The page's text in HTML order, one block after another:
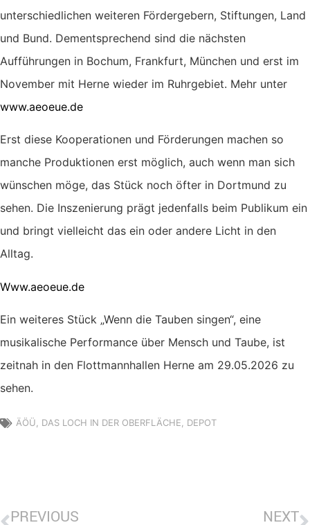
unterschiedlichen weiteren Fördergebern, Stiftungen, Land
und Bund. Dementsprechend sind die nächsten
Aufführungen in Bochum, Frankfurt, München und erst im
November mit Herne wieder im Ruhrgebiet. Mehr unter
www.aeoeue.de
Erst diese Kooperationen und Förderungen machen so
manche Produktionen erst möglich, auch wenn man sich
wünschen möge, das Stück noch öfter in Dortmund zu
sehen. Die Inszenierung prägt jedenfalls beim Publikum ein
und bringt vielleicht das ein oder andere Licht in den
Alltag.
Www.aeoeue.de
Ein weiteres Stück „Wenn die Tauben singen“, eine
musikalische Performance über Mensch und Taube, ist
zeitnah in den Flottmannhallen Herne am 29.05.2026 zu
sehen.
ÄÖÜ, DAS LOCH IN DER OBERFLÄCHE, DEPOT
PREVIOUS NEXT